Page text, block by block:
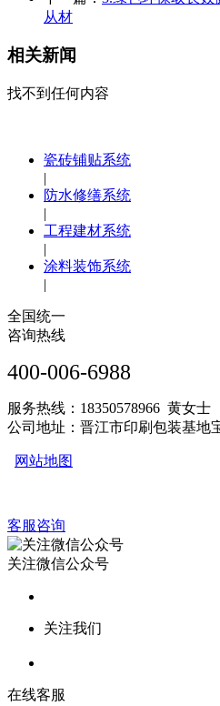
从材
相关新闻
找不到任何内容
瓷砖铺贴系统
|
防水修缮系统
|
工程建材系统
|
涂料装饰系统
|
全国统一
咨询热线
400-006-6988
服务热线：18350578966 黄女士
公司地址：晋江市印刷包装基地
网站地图
客服咨询
关注微信公众号
关注我们
在线客服